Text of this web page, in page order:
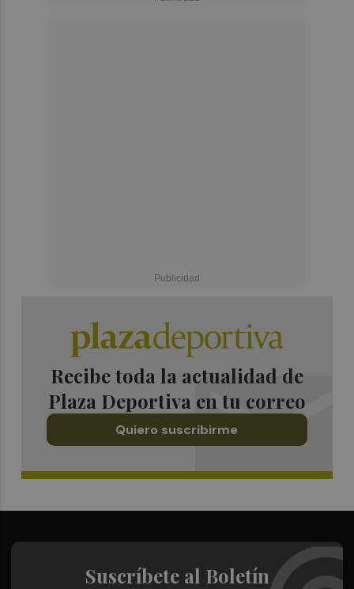
Recibe toda la actualidad de
Plaza Deportiva en tu correo
Quiero suscribirme
Suscríbete al Boletín